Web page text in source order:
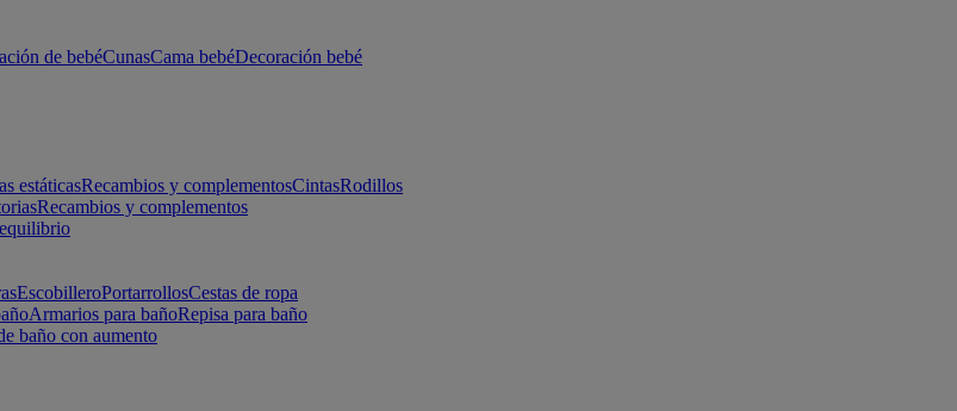
de bebéCunasCama bebéDecoración bebé
estáticasRecambios y complementosCintasRodillos
Recambios y complementos
EscobilleroPortarrollosCestas de ropa
Armarios para bañoRepisa para baño
baño con aumento